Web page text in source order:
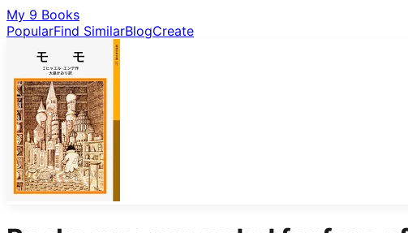
My 9 Books
PopularFind SimilarBlogCreate